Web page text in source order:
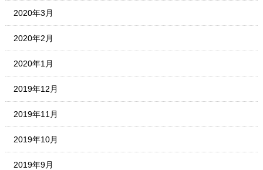
2020年3月
2020年2月
2020年1月
2019年12月
2019年11月
2019年10月
2019年9月